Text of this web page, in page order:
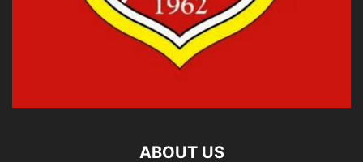
ABOUT US